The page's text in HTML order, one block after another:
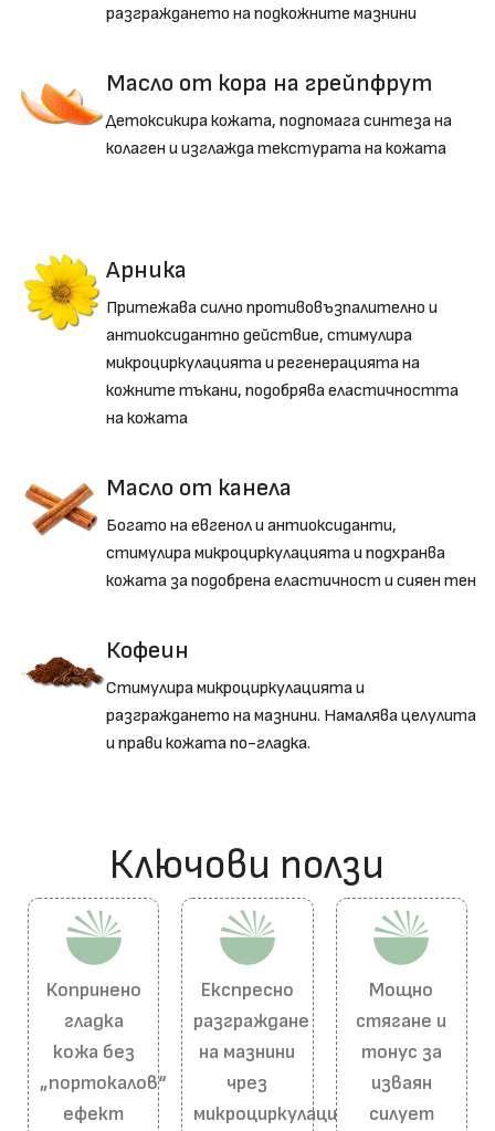
разграждането на подкожните мазнини
Масло от кора на грейпфрут
Детоксикира кожата, подпомага синтеза на
колаген и изглажда текстурата на кожата
Арника
Притежава силно противовъзпалително и
антиоксидантно действие, стимулира
микроциркулацията и регенерацията на
кожните тъкани, подобрява еластичността
на кожата
Масло от канела
Богато на евгенол и антиоксиданти,
стимулира микроциркулацията и подхранва
кожата за подобрена еластичност и сияен тен
Кофеин
Стимулира микроциркулацията и
разграждането на мазнини. Намалява целулита
и прави кожата по-гладка.
Ключови ползи​
Копринено
гладка
кожа без
„портокалов“
ефект
Експресно
разграждане
на мазнини
чрез
микроциркулация
Мощно
стягане и
тонус за
изваян
силует